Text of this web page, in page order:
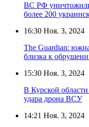
ВС РФ уничтожили
более 200
16:30 Ноя. 3, 2024
The Guardian:
близка к
15:30 Ноя. 3, 2024
В Курской области
удара дрона ВСУ
14:21 Ноя. 3, 2024